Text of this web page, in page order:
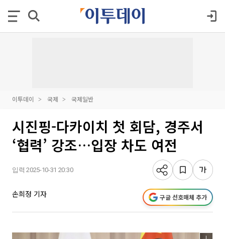
이투데이 국제 국제일반
시진핑-다카이치 첫 회담, 경주서
‘협력’ 강조…입장 차도 여전
입력 2025-10-31 20:30
손희정 기자 구글 선호매체 추가